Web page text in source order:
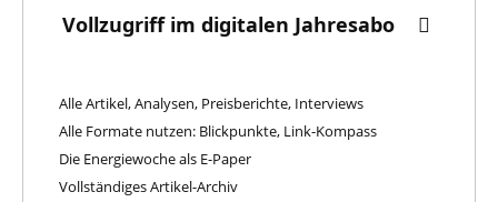
Vollzugriff im digitalen Jahresabo
Alle Artikel, Analysen, Preisberichte, Interviews
Alle Formate nutzen: Blickpunkte, Link-Kompass
Die Energiewoche als E-Paper
Vollständiges Artikel-Archiv